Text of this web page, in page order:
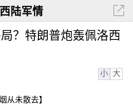
西陆军情
？特朗普炮轰佩洛西
小 大
从未散去】